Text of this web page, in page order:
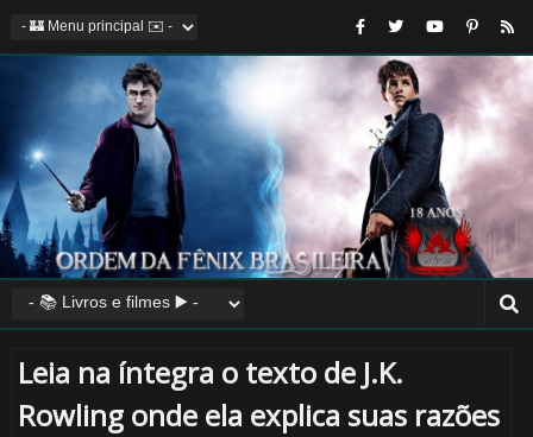
Leia na íntegra o texto de J.K.
Rowling onde ela explica suas razões
🎂